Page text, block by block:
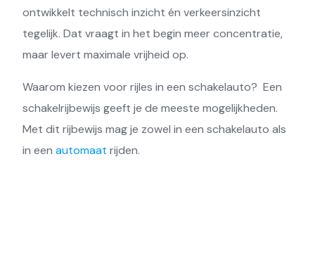
ontwikkelt technisch inzicht én verkeersinzicht
tegelijk. Dat vraagt in het begin meer concentratie,
maar levert maximale vrijheid op.
Waarom kiezen voor rijles in een schakelauto? Een
schakelrijbewijs geeft je de meeste mogelijkheden.
Met dit rijbewijs mag je zowel in een schakelauto als
in een automaat rijden.